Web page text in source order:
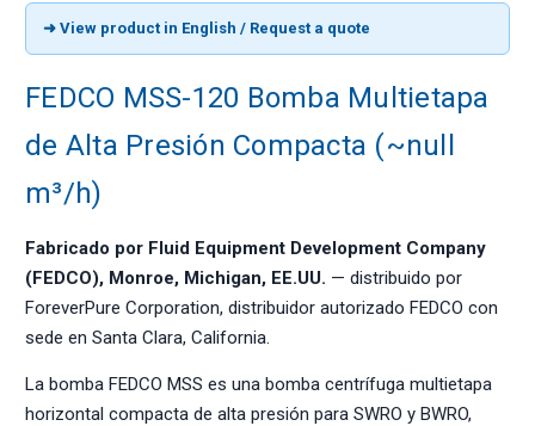
➜ View product in English / Request a quote
FEDCO MSS-120 Bomba Multietapa
de Alta Presión Compacta (~null
m³/h)
Fabricado por Fluid Equipment Development Company
(FEDCO), Monroe, Michigan, EE.UU. — distribuido por
ForeverPure Corporation, distribuidor autorizado FEDCO con
sede en Santa Clara, California.
La bomba FEDCO MSS es una bomba centrífuga multietapa
horizontal compacta de alta presión para SWRO y BWRO,